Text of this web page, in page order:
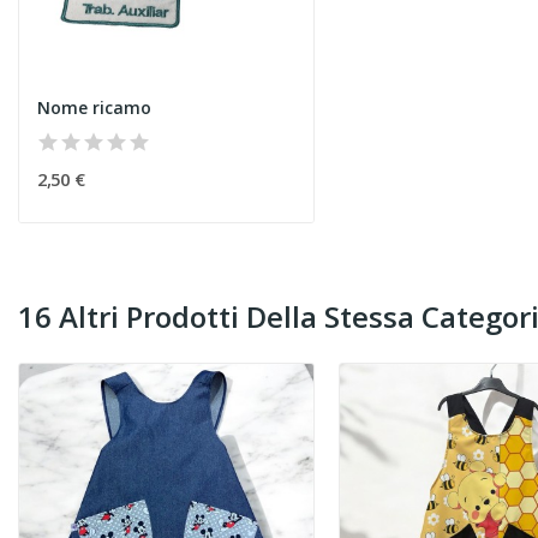
Nome ricamo
2,50 €
16 Altri Prodotti Della Stessa